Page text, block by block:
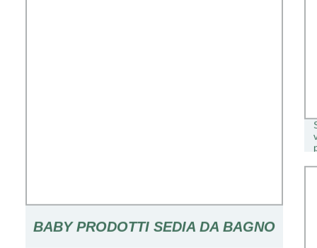
BABY PRODOTTI SEDIA DA BAGNO